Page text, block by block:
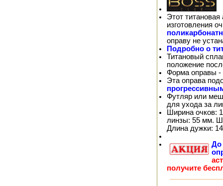
Этот
изготовления
оправу не
Подробно о
Титановый
положение
Форма оправы -
Эта оправа
Футляр или
для ухода за
Ширина очков:
линзы: 55 мм.
Длина дужки:
До
получите